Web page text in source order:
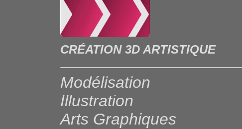
CRÉATION 3D ARTISTIQUE
Modélisation
Illustration
Arts Graphiques